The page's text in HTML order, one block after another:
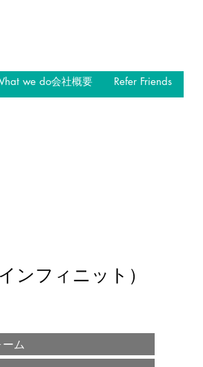
we do会社概要 Refer Friends
ンフィニット）